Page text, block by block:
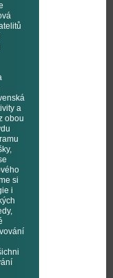
a
obou
si
i